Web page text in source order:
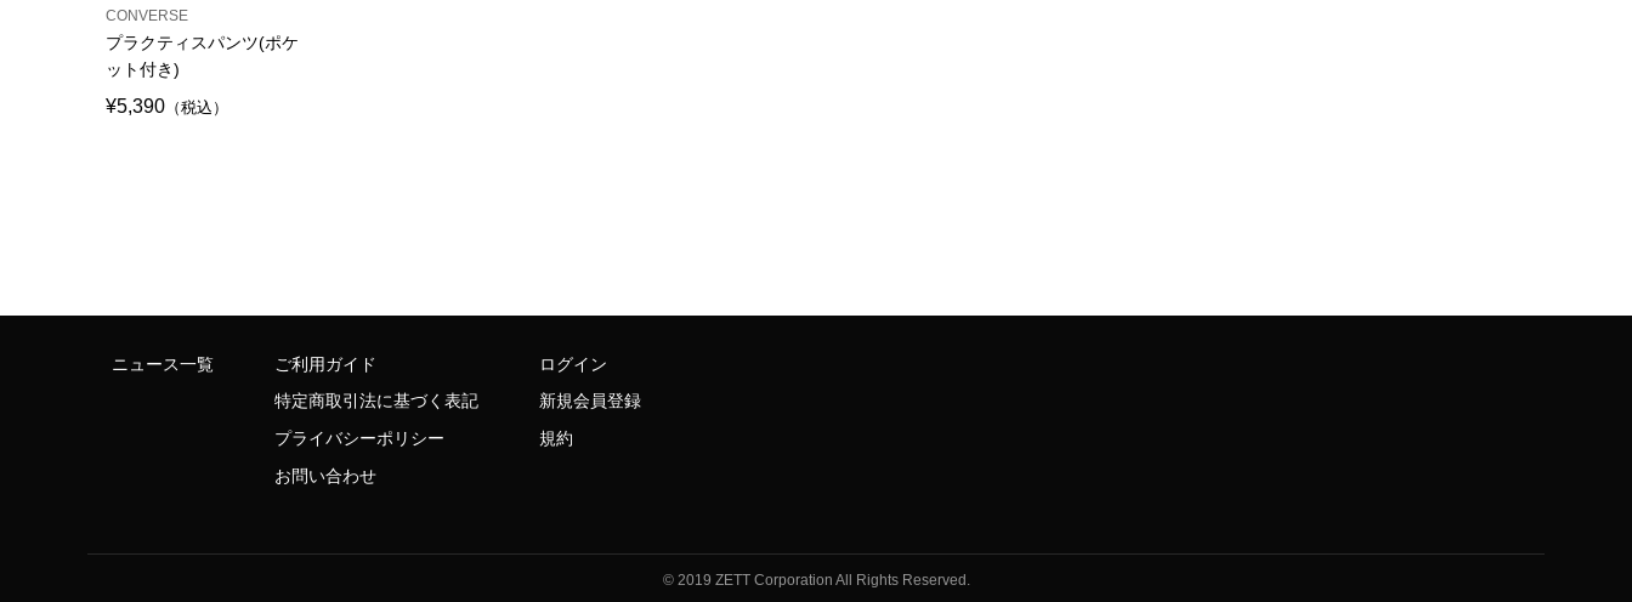
CONVERSE
プラクティスパンツ(ポケ
ット付き)
¥5,390 （税込）
ニュース一覧
ご利用ガイド
特定商取引法に基づく表記
プライバシーポリシー
お問い合わせ
ログイン
新規会員登録
規約
© 2019 ZETT Corporation All Rights Reserved.